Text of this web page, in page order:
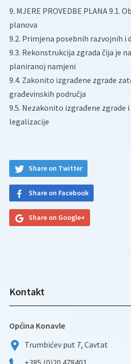
9. MJERE PROVEDBE PLANA 9.1.
planova
9.2. Primjena posebnih razvojnih i
9.3. Rekonstrukcija zgrada čija je
planiranoj namjeni
9.4. Zakonito izgrađene zgrade
građevinskih područja
9.5. Nezakonito izgrađene zgrade
legalizacije
Share on Twitter
Share on Facebook
Share on Google+
Kontakt
Općina Konavle
Trumbićev put 7, Cavtat